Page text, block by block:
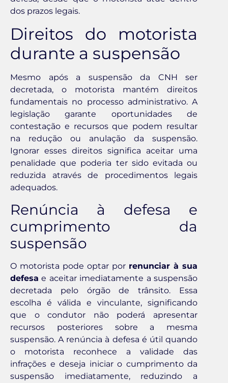
dos prazos legais.
Direitos do motorista
durante a suspensão
Mesmo após a suspensão da CNH ser
decretada, o motorista mantém direitos
fundamentais no processo administrativo. A
legislação garante oportunidades de
contestação e recursos que podem resultar
na redução ou anulação da suspensão.
Ignorar esses direitos significa aceitar uma
penalidade que poderia ter sido evitada ou
reduzida através de procedimentos legais
adequados.
Renúncia à defesa e
cumprimento da
suspensão
O motorista pode optar por renunciar à sua
defesa e aceitar imediatamente a suspensão
decretada pelo órgão de trânsito. Essa
escolha é válida e vinculante, significando
que o condutor não poderá apresentar
recursos posteriores sobre a mesma
suspensão. A renúncia à defesa é útil quando
o motorista reconhece a validade das
infrações e deseja iniciar o cumprimento da
suspensão imediatamente, reduzindo a